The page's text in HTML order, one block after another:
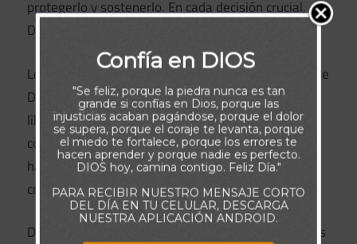
protegerlo y sostenerlo. En cada decisión crucial,
Daniel eligió obedecer a Dios.
Los principios espirituales que gobernaron la vida de
Daniel siguen vigentes hoy. Dios no promete
librarnos de las dificultades, pero sí promete estar
con nosotros en cada paso (Mateo 28:20). Cuando
hay pecado en nuestra vida, el temor y la duda
crecen. Pero la obediencia produce valentía y paz.
Daniel se mantuvo firme en sus convicciones, y Dios
Confía en DIOS
"Se feliz, porque la piedra nunca es tan
grande si confías en Dios, porque las
injusticias acaban pagándose, porque el dolor
se supera, porque el coraje te levanta, porque
el miedo te fortalece, porque los errores te
hacen aprender y porque nadie es perfecto.
DIOS hoy, camina contigo. Feliz Día."
PARA RECIBIR NUESTRO MENSAJE CORTO
DEL DÍA EN TU CELULAR, DESCARGA
NUESTRA APLICACIÓN ANDROID.